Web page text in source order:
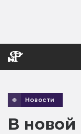
Новости
В новой